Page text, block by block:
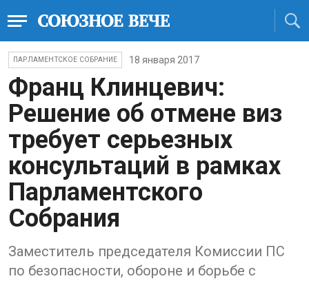
ПАРЛАМЕНТСКОЕ СОБРАНИЕ 18 января 2017
Франц Клинцевич:
Решение об отмене виз
требует серьезных
консультаций в рамках
Парламентского
Собрания
Заместитель председателя Комиссии ПС
по безопасности, обороне и борьбе с